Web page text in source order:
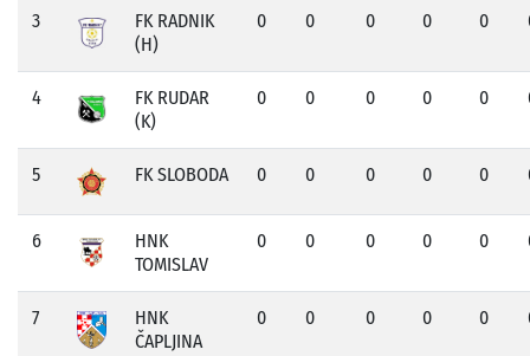
3
FK RADNIK
(H)
0 0 0 0 0
4
FK RUDAR
(K)
0 0 0 0 0
5 FK SLOBODA 0 0 0 0 0
6
HNK
TOMISLAV
0 0 0 0 0
7
HNK
ČAPLJINA
0 0 0 0 0